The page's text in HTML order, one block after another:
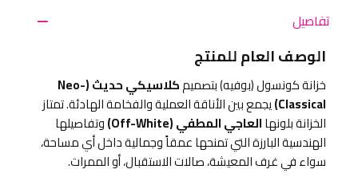
تفاصيل
الوصف العام للمنتج
خزانة كونسول (بوفيه) بتصميم
كلاسيكي حديث (Neo-
Classical) يجمع بين الأناقة العملية والفخامة الهادئة. تمتاز
الخزانة بلونهاالعاجي المطفي (Off-White)
وتفاصيلها
الهندسية البارزة التي تمنحها عمقاً وجمالية داخل أي مساحة،
سواء في غرف المعيشة، صالات الاستقبال، أو الممرات.